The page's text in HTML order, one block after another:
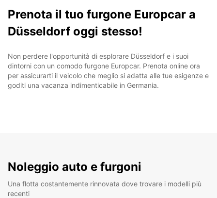
Prenota il tuo furgone Europcar a
Düsseldorf oggi stesso!
Non perdere l'opportunità di esplorare Düsseldorf e i suoi
dintorni con un comodo furgone Europcar. Prenota online ora
per assicurarti il veicolo che meglio si adatta alle tue esigenze e
goditi una vacanza indimenticabile in Germania.
Noleggio auto e furgoni
Una flotta costantemente rinnovata dove trovare i modelli più
recenti